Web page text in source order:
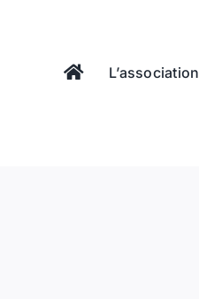
L’association